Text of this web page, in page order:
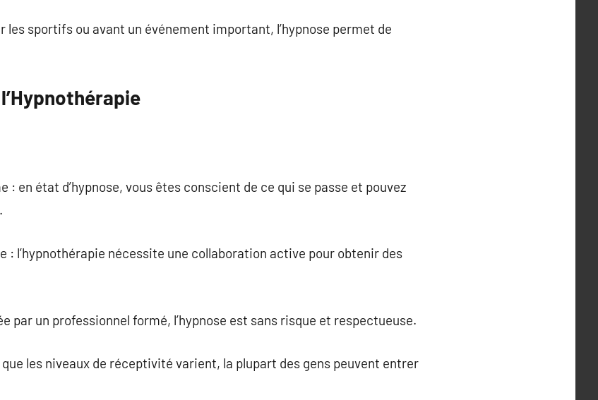
sportifs ou avant un événement important, l’hypnose permet de
: en état d’hypnose, vous êtes conscient de ce qui se passe et pouvez
: l’hypnothérapie nécessite une collaboration active pour obtenir des
par un professionnel formé, l’hypnose est sans risque et respectueuse.
les niveaux de réceptivité varient, la plupart des gens peuvent entrer